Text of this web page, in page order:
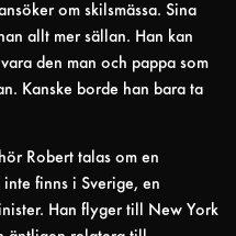
om skilsmässa. Sina
allt mer sällan. Han kan
den man och pappa som
Kanske borde han bara ta
Robert talas om en
finns i Sverige, en
Han flyger till New York